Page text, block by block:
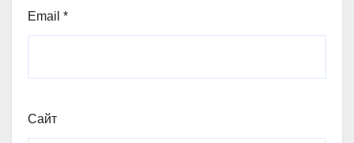
Email *
Сайт